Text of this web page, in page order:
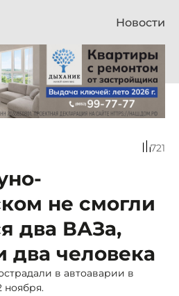
Новости
721
не смогли
два ВАЗа,
два человека
в автоаварии в
ноября.